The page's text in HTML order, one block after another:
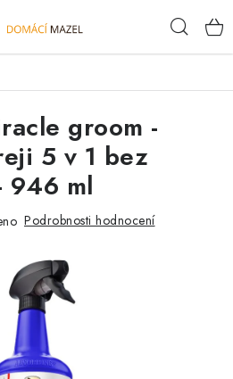
groom -
5 v 1 bez
946 ml
Podrobnosti hodnocení